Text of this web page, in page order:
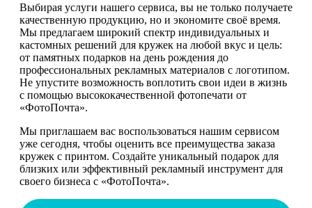
Выбирая услуги нашего сервиса, вы не только получаете
качественную продукцию, но и экономите своё время.
Мы предлагаем широкий спектр индивидуальных и
кастомных решений для кружек на любой вкус и цель:
от памятных подарков на день рождения до
профессиональных рекламных материалов с логотипом.
Не упустите возможность воплотить свои идеи в жизнь
с помощью высококачественной фотопечати от
«ФотоПочта».
Мы приглашаем вас воспользоваться нашим сервисом
уже сегодня, чтобы оценить все преимущества заказа
кружек с принтом. Создайте уникальный подарок для
близких или эффективный рекламный инструмент для
своего бизнеса с «ФотоПочта».